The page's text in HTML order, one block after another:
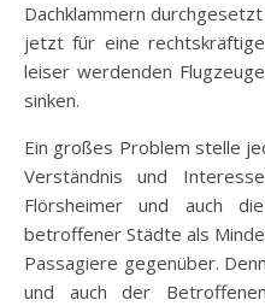
Dachklammern
jetzt für eine
leiser werdenden
sinken.
Ein großes Problem stelle
Verständnis und
Flörsheimer und auch
betroffener Städte als
Passagiere gegenüber.
und auch der